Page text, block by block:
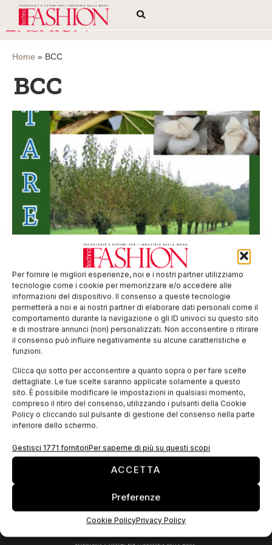
Per fornire le migliori esperienze, noi e i nostri partner utilizziamo
tecnologie come i cookie per memorizzare e/o accedere alle
informazioni del dispositivo. Il consenso a queste tecnologie
permetterà a noi e ai nostri partner di elaborare dati personali come il
comportamento durante la navigazione o gli ID univoci su questo sito
e di mostrare annunci (non) personalizzati. Non acconsentire o ritirare
il consenso può influire negativamente su alcune caratteristiche e
funzioni.
Clicca qui sotto per acconsentire a quanto sopra o per fare scelte
dettagliate. Le tue scelte saranno applicate solamente a questo
sito. È possibile modificare le impostazioni in qualsiasi momento,
compreso il ritiro del consenso, utilizzando i pulsanti della Cookie
Policy o cliccando sul pulsante di gestione del consenso nella parte
inferiore dello schermo.
Gestisci 1771 fornitoriPer saperne di più su questi scopi
ACCETTA
Preferenze
Cookie PolicyPrivacy Policy
Home » BCC
BCC
Il baco da seta in mostra a Legnano
Fino all’11 maggio presso il Palazzo Leone da Perego, via
Gilardelli 10 di Legnano (MI) sarà possibile possibile visitare la
mostra “C’era una volta il baco da seta” organizzata dall’
Associazione
EDICOLA WEB
ISCRIVITI ALLA NEWSLETTER